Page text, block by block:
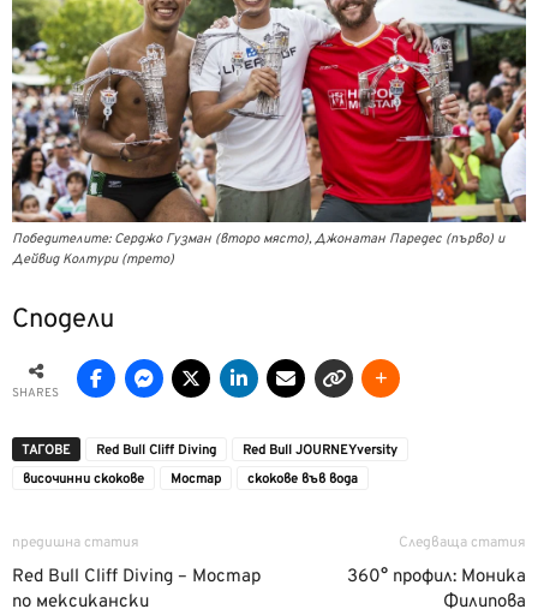
Победителите: Серджо Гузман (второ място), Джонатан Паредес (първо) и
Дейвид Колтури (трето)
Сподели
SHARES
ТАГОВЕ Red Bull Cliff Diving
Red Bull JOURNEYversity
височинни скокове
Мостар скокове във вода
предишна статия
Red Bull Cliff Diving – Мостар
по мексикански
Следваща статия
360° профил: Моника
Филипова